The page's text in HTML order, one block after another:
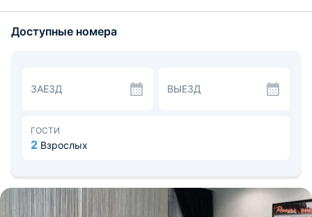
собственная ванная комната с душем и тапочками.
В окрестностях популярны пешие прогулки.
Расстояние от апартаментов до международного
трансфер от/до аэропорта.
Доступные номера
ЗАЕЗД ВЫЕЗД
ГОСТИ
2 Взрослых